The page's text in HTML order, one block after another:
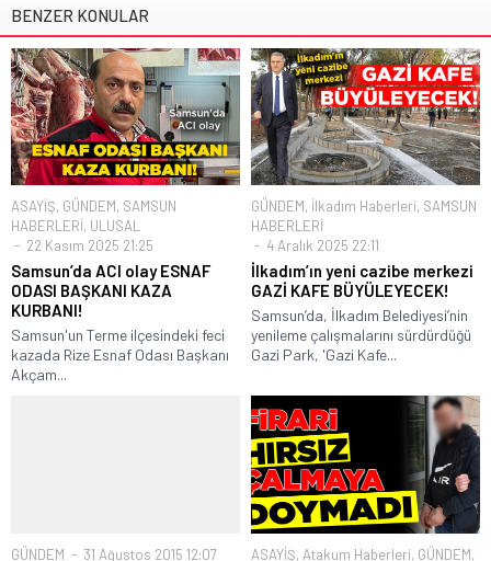
BENZER KONULAR
ASAYİŞ, GÜNDEM, SAMSUN
HABERLERİ, ULUSAL
22 Kasım 2025 21:25
Samsun’da ACI olay ESNAF
ODASI BAŞKANI KAZA
KURBANI!
Samsun'un Terme ilçesindeki feci
kazada Rize Esnaf Odası Başkanı
Akçam...
GÜNDEM, İlkadım Haberleri, SAMSUN
HABERLERİ
4 Aralık 2025 22:11
İlkadım’ın yeni cazibe merkezi
GAZİ KAFE BÜYÜLEYECEK!
Samsun’da, İlkadım Belediyesi’nin
yenileme çalışmalarını sürdürdüğü
Gazi Park, 'Gazi Kafe...
GÜNDEM 31 Ağustos 2015 12:07 ASAYİŞ, Atakum Haberleri, GÜNDEM,